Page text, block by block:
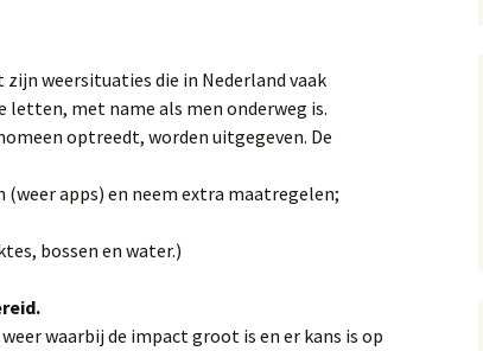
weersituaties die in Nederland vaak
letten, met name als men onderweg is.
optreedt, worden uitgegeven. De
apps) en neem extra maatregelen;
bossen en water.)
waarbij de impact groot is en er kans is op